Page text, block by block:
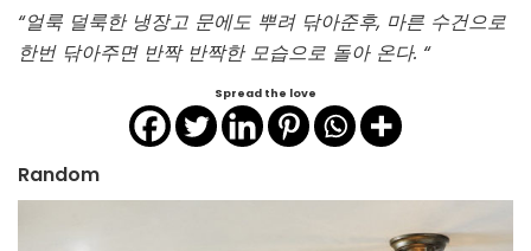
“얼룩 덜룩한 냉장고 문에도 뿌려 닦아준후, 마른 수건으로
한번 닦아주면 반짝 반짝한 모습으로 돌아 온다. “
Spread the love
Random